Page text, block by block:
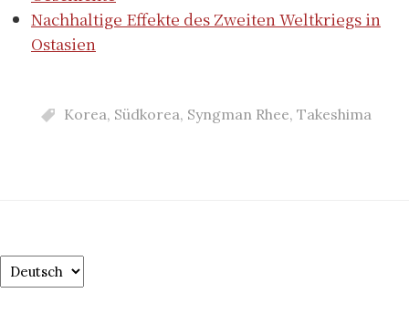
Nachhaltige Effekte des Zweiten Weltkriegs in
Ostasien
Korea, Südkorea, Syngman Rhee, Takeshima
Choose
a